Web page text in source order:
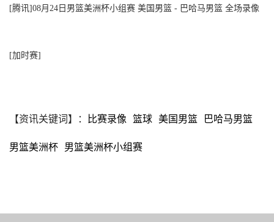
[腾讯]08月24日男篮美洲杯小组赛 美国男篮 - 巴哈马男篮 全场录像
[加时赛]
【资讯关键词】： 比赛录像 篮球 美国男篮 巴哈马男篮
男篮美洲杯 男篮美洲杯小组赛